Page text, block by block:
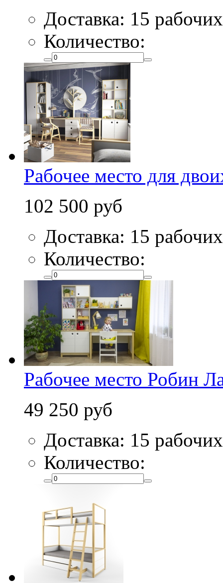
Доставка: 15
Количество:
Рабочее место для
102 500 руб
Доставка: 15
Количество:
Рабочее место Робин
49 250 руб
Доставка: 15
Количество: